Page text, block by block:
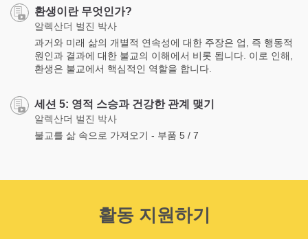
환생이란 무엇인가?
알렉산더 벌진 박사
과거와 미래 삶의 개별적 연속성에 대한 주장은 업, 즉 행동적
원인과 결과에 대한 불교의 이해에서 비롯 됩니다. 이로 인해,
환생은 불교에서 핵심적인 역할을 합니다.
세션 5: 영적 스승과 건강한 관계 맺기
알렉산더 벌진 박사
불교를 삶 속으로 가져오기 - 부품 5 / 7
활동 지원하기